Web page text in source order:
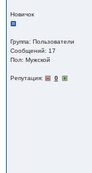
Новичок
Группа: Пользователи
Сообщений: 17
Пол: Мужской
Репутация: 0